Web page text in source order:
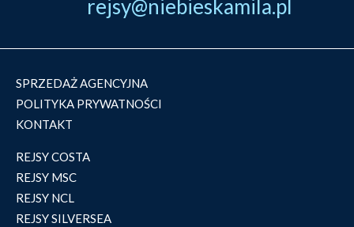
rejsy@niebieskamila.pl
SPRZEDAŻ AGENCYJNA
POLITYKA PRYWATNOŚCI
KONTAKT
REJSY COSTA
REJSY MSC
REJSY NCL
REJSY SILVERSEA